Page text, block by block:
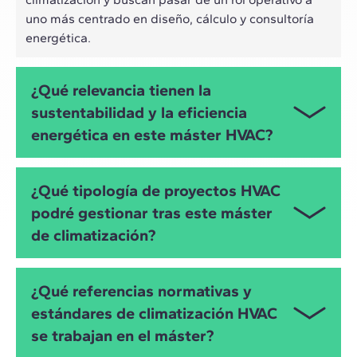
uno más centrado en diseño, cálculo y consultoría
energética.
¿Qué relevancia tienen la
sustentabilidad y la eficiencia
energética en este máster HVAC?
sustentabilidad representan el eje de este máster
en climatización. En torno a estos conceptos se
abordan el comportamiento energético de edificios,
del aire interior (IAQ), así como medidas de mejora
pasivas y activas para reducir consumos y
emisiones.
Durante el programa se abordan renovables en
¿Qué tipología de proyectos HVAC
podré gestionar tras este máster
de climatización?
climatización de diferentes tipologías:
Edificios residenciales (viviendas unifamiliares y
plurifamiliares)
¿Qué referencias normativas y
estándares de climatización HVAC
se trabajan en el máster?